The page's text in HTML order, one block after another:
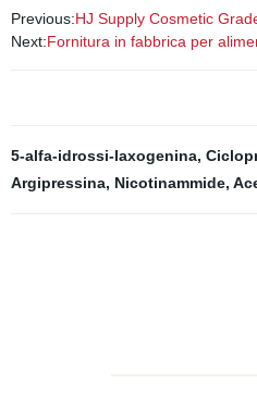
Previous:HJ Supply Cosmetic
Next:Fornitura in fabbrica per
5-alfa-idrossi-laxogenina,
Argipressina, Nicotinammide,